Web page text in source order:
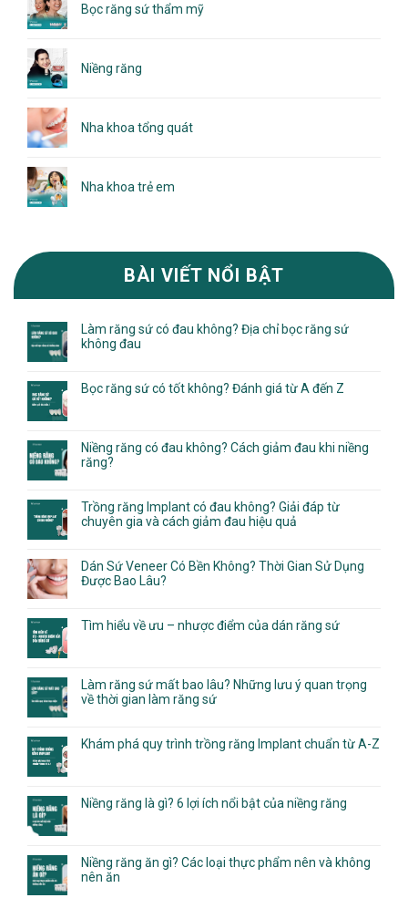
Bọc răng sứ thẩm mỹ
Niềng răng
Nha khoa tổng quát
Nha khoa trẻ em
BÀI VIẾT NỔI BẬT
Làm răng sứ có đau không? Địa chỉ bọc răng sứ
không đau
Bọc răng sứ có tốt không? Đánh giá từ A đến Z
Niềng răng có đau không? Cách giảm đau khi niềng
răng?
Trồng răng Implant có đau không? Giải đáp từ
chuyên gia và cách giảm đau hiệu quả
Dán Sứ Veneer Có Bền Không? Thời Gian Sử Dụng
Được Bao Lâu?
Tìm hiểu về ưu – nhược điểm của dán răng sứ
Làm răng sứ mất bao lâu? Những lưu ý quan trọng
về thời gian làm răng sứ
Khám phá quy trình trồng răng Implant chuẩn từ A-Z
Niềng răng là gì? 6 lợi ích nổi bật của niềng răng
Niềng răng ăn gì? Các loại thực phẩm nên và không
nên ăn